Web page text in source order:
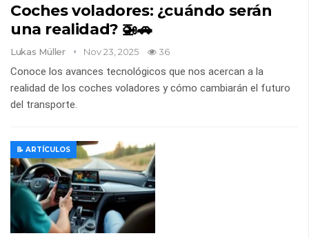
Coches voladores: ¿cuándo serán
una realidad? 🚁🚗
Lukas Müller Nov 23, 2025 36
Conoce los avances tecnológicos que nos acercan a la
realidad de los coches voladores y cómo cambiarán el futuro
del transporte.
📝 ARTÍCULOS